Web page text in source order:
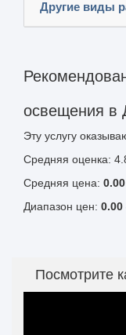
Другие виды
освещения в
Эту услугу
Средняя оценка:
Средняя цена: 0.00
Диапазон цен: 0.00
Посмотрите